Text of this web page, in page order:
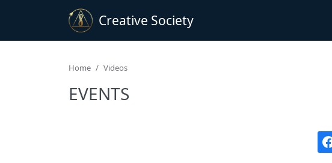
Creative Society
Home Videos
EVENTS